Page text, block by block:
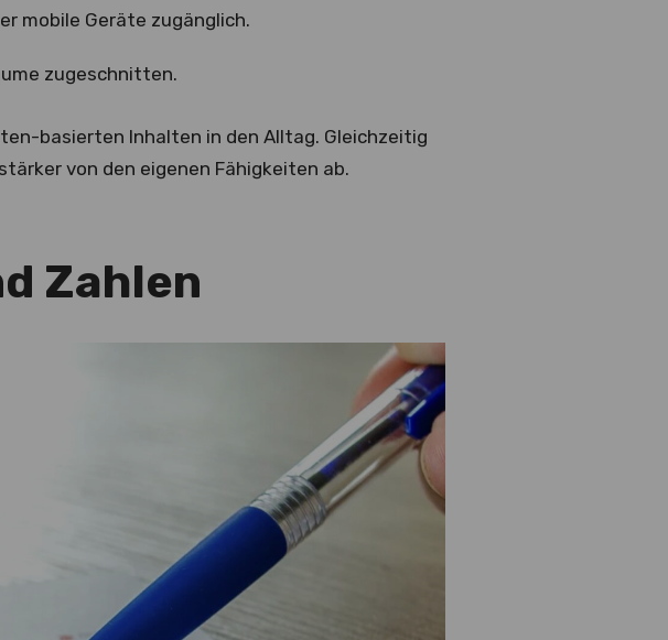
mobile Geräte zugänglich.
zugeschnitten.
basierten Inhalten in den Alltag. Gleichzeitig
von den eigenen Fähigkeiten ab.
Zahlen